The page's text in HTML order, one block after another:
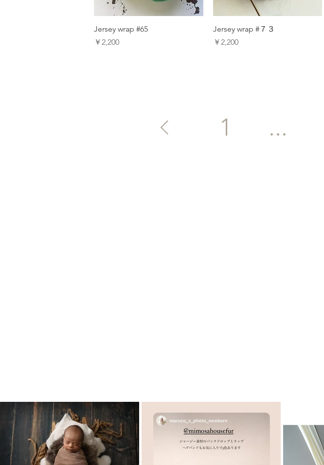
Jersey wrap #65
価格
￥2,200
Jersey wrap #７３
価格
￥2,200
1 ...